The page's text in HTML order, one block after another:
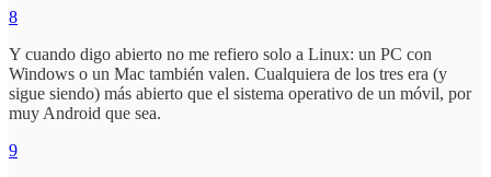
8
Y cuando digo abierto no me refiero solo a Linux: un PC con
Windows o un Mac también valen. Cualquiera de los tres era (y
sigue siendo) más abierto que el sistema operativo de un móvil, por
muy Android que sea.
9